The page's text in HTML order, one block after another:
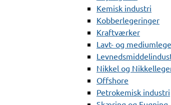
Kemisk industri
Kobberlegeringer
Kraftværker
Lavt- og
Nikkel og
Offshore
Petrokemisk industri